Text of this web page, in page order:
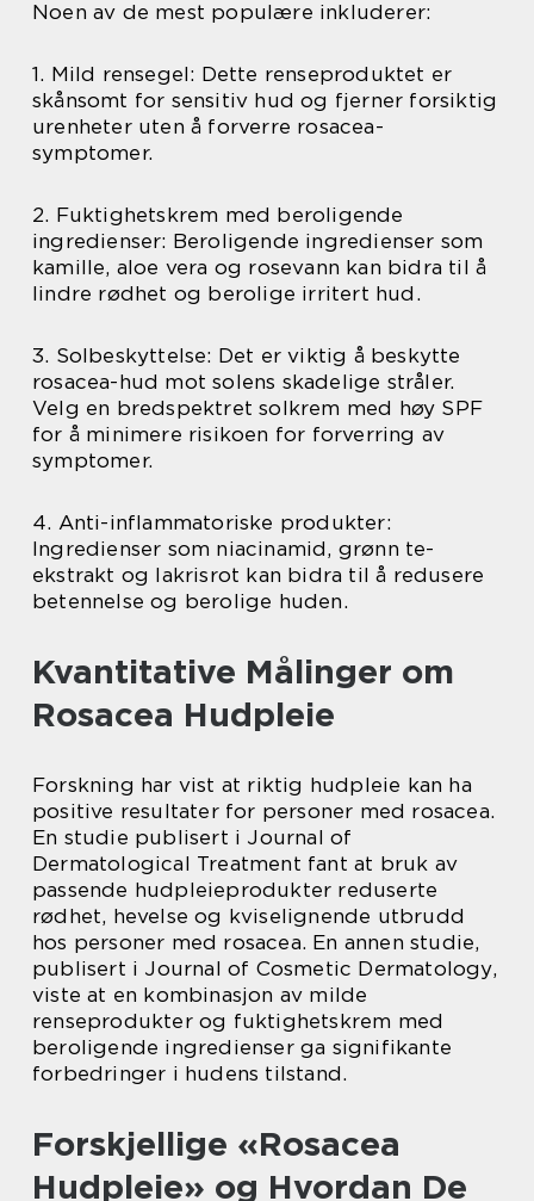
Noen av de mest populære inkluderer:
1. Mild rensegel: Dette renseproduktet er
skånsomt for sensitiv hud og fjerner forsiktig
urenheter uten å forverre rosacea-
symptomer.
2. Fuktighetskrem med beroligende
ingredienser: Beroligende ingredienser som
kamille, aloe vera og rosevann kan bidra til å
lindre rødhet og berolige irritert hud.
3. Solbeskyttelse: Det er viktig å beskytte
rosacea-hud mot solens skadelige stråler.
Velg en bredspektret solkrem med høy SPF
for å minimere risikoen for forverring av
symptomer.
4. Anti-inflammatoriske produkter:
Ingredienser som niacinamid, grønn te-
ekstrakt og lakrisrot kan bidra til å redusere
betennelse og berolige huden.
Kvantitative Målinger om
Rosacea Hudpleie
Forskning har vist at riktig hudpleie kan ha
positive resultater for personer med rosacea.
En studie publisert i Journal of
Dermatological Treatment fant at bruk av
passende hudpleieprodukter reduserte
rødhet, hevelse og kviselignende utbrudd
hos personer med rosacea. En annen studie,
publisert i Journal of Cosmetic Dermatology,
viste at en kombinasjon av milde
renseprodukter og fuktighetskrem med
beroligende ingredienser ga signifikante
forbedringer i hudens tilstand.
Forskjellige «Rosacea
Hudpleie» og Hvordan De